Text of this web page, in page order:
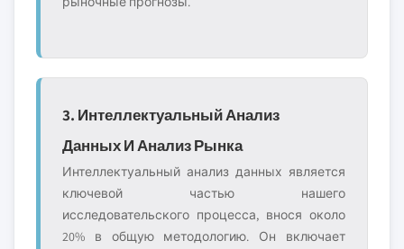
3. Интеллектуальный Анализ
Данных И Анализ Рынка
Интеллектуальный анализ данных является
ключевой частью нашего
исследовательского процесса, внося около
20% в общую методологию. Он включает